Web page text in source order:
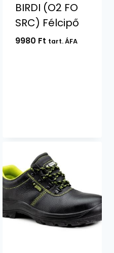
BIRDI (O2 FO
SRC) Félcipő
9980 Ft tart. ÁFA